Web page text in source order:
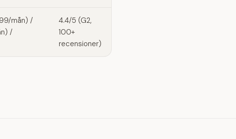
mån) /
/
4.4/5 (G2,
100+
recensioner)